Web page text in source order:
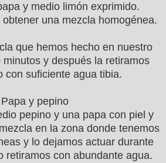
y medio limón exprimido.
una mezcla homogénea.
que hemos hecho en nuestro
y después la retiramos
con suficiente agua tibia.
Papa y pepino
pepino y una papa con piel y
en la zona donde tenemos
y lo dejamos actuar durante
retiramos con abundante agua.